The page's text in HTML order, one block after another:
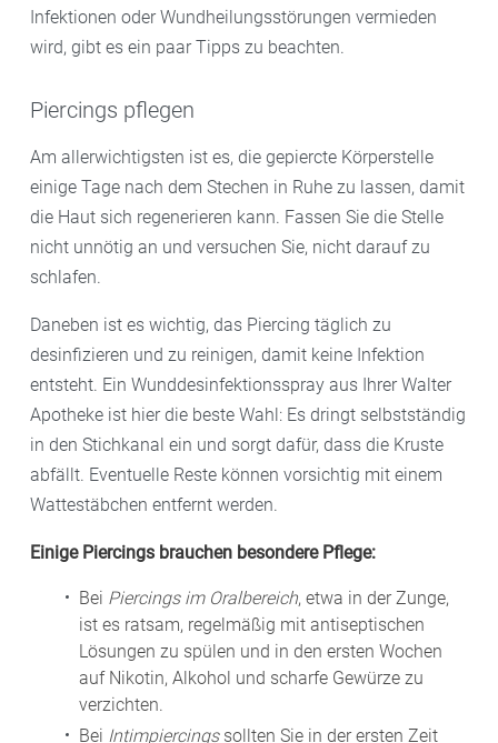
Infektionen oder Wundheilungsstörungen vermieden
wird, gibt es ein paar Tipps zu beachten.
Piercings pflegen
Am allerwichtigsten ist es, die gepiercte Körperstelle
einige Tage nach dem Stechen in Ruhe zu lassen, damit
die Haut sich regenerieren kann. Fassen Sie die Stelle
nicht unnötig an und versuchen Sie, nicht darauf zu
schlafen.
Daneben ist es wichtig, das Piercing täglich zu
desinfizieren und zu reinigen, damit keine Infektion
entsteht. Ein Wunddesinfektionsspray aus Ihrer Walter
Apotheke ist hier die beste Wahl: Es dringt selbstständig
in den Stichkanal ein und sorgt dafür, dass die Kruste
abfällt. Eventuelle Reste können vorsichtig mit einem
Wattestäbchen entfernt werden.
Einige Piercings brauchen besondere Pflege:
Bei Piercings im Oralbereich, etwa in der Zunge,
ist es ratsam, regelmäßig mit antiseptischen
Lösungen zu spülen und in den ersten Wochen
auf Nikotin, Alkohol und scharfe Gewürze zu
verzichten.
Bei Intimpiercings sollten Sie in der ersten Zeit